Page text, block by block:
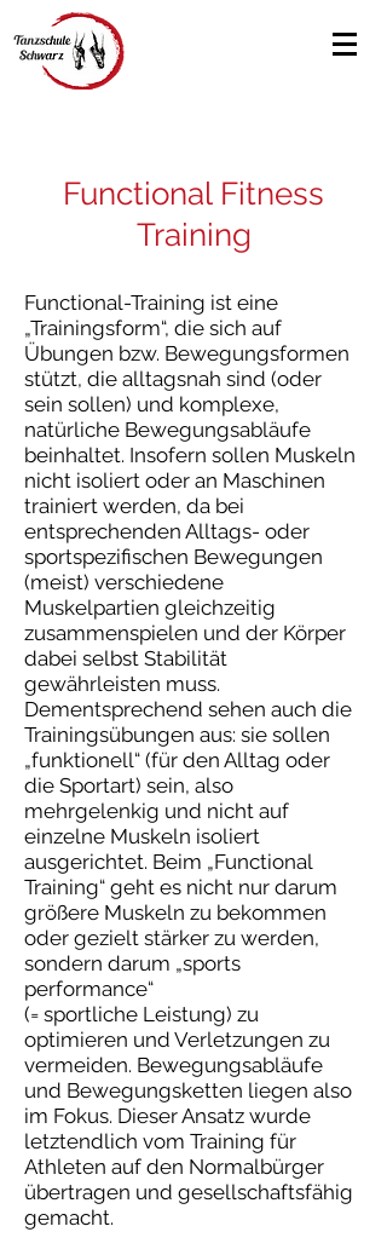
Functional Fitness
Training
Functional-Training ist eine
„Trainingsform“, die sich auf
Übungen bzw. Bewegungsformen
stützt, die alltagsnah sind (oder
sein sollen) und komplexe,
natürliche Bewegungsabläufe
beinhaltet. Insofern sollen Muskeln
nicht isoliert oder an Maschinen
trainiert werden, da bei
entsprechenden Alltags- oder
sportspezifischen Bewegungen
(meist) verschiedene
Muskelpartien gleichzeitig
zusammenspielen und der Körper
dabei selbst Stabilität
gewährleisten muss.
Dementsprechend sehen auch die
Trainingsübungen aus: sie sollen
„funktionell“ (für den Alltag oder
die Sportart) sein, also
mehrgelenkig und nicht auf
einzelne Muskeln isoliert
ausgerichtet. Beim „Functional
Training“ geht es nicht nur darum
größere Muskeln zu bekommen
oder gezielt stärker zu werden,
sondern darum „sports
performance“
(= sportliche Leistung) zu
optimieren und Verletzungen zu
vermeiden. Bewegungsabläufe
und Bewegungsketten liegen also
im Fokus. Dieser Ansatz wurde
letztendlich vom Training für
Athleten auf den Normalbürger
übertragen und gesellschaftsfähig
gemacht.